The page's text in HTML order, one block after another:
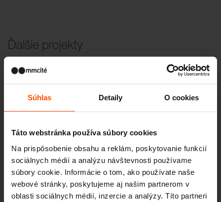
Súhlas Detaily O cookies
Táto webstránka používa súbory cookies
Na prispôsobenie obsahu a reklám, poskytovanie funkcií
sociálnych médií a analýzu návštevnosti používame
súbory cookie. Informácie o tom, ako používate naše
webové stránky, poskytujeme aj našim partnerom v
oblasti sociálnych médií, inzercie a analýzy. Títo partneri
Ďalšie projekty
Wien – Donauterasse